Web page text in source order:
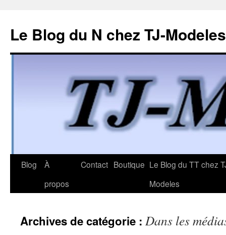
Le Blog du N chez TJ-Modeles
Aller
Blog
À
propos
Contact Boutique Le Blog du TT chez
Modeles
Archives de catégorie : Dans les